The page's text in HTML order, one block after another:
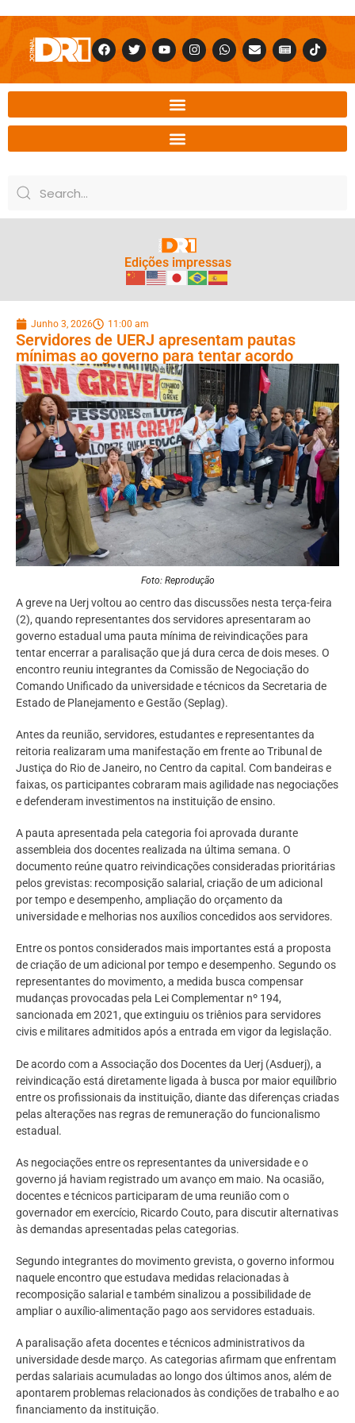
Edições impressas
Junho 3, 2026 11:00 am
Servidores de UERJ apresentam pautas
mínimas ao governo para tentar acordo
Foto: Reprodução
A greve na Uerj voltou ao centro das discussões nesta terça-feira
(2), quando representantes dos servidores apresentaram ao
governo estadual uma pauta mínima de reivindicações para
tentar encerrar a paralisação que já dura cerca de dois meses. O
encontro reuniu integrantes da Comissão de Negociação do
Comando Unificado da universidade e técnicos da Secretaria de
Estado de Planejamento e Gestão (Seplag).
Antes da reunião, servidores, estudantes e representantes da
reitoria realizaram uma manifestação em frente ao Tribunal de
Justiça do Rio de Janeiro, no Centro da capital. Com bandeiras e
faixas, os participantes cobraram mais agilidade nas negociações
e defenderam investimentos na instituição de ensino.
A pauta apresentada pela categoria foi aprovada durante
assembleia dos docentes realizada na última semana. O
documento reúne quatro reivindicações consideradas prioritárias
pelos grevistas: recomposição salarial, criação de um adicional
por tempo e desempenho, ampliação do orçamento da
universidade e melhorias nos auxílios concedidos aos servidores.
Entre os pontos considerados mais importantes está a proposta
de criação de um adicional por tempo e desempenho. Segundo os
representantes do movimento, a medida busca compensar
mudanças provocadas pela Lei Complementar nº 194,
sancionada em 2021, que extinguiu os triênios para servidores
civis e militares admitidos após a entrada em vigor da legislação.
De acordo com a Associação dos Docentes da Uerj (Asduerj), a
reivindicação está diretamente ligada à busca por maior equilíbrio
entre os profissionais da instituição, diante das diferenças criadas
pelas alterações nas regras de remuneração do funcionalismo
estadual.
As negociações entre os representantes da universidade e o
governo já haviam registrado um avanço em maio. Na ocasião,
docentes e técnicos participaram de uma reunião com o
governador em exercício, Ricardo Couto, para discutir alternativas
às demandas apresentadas pelas categorias.
Segundo integrantes do movimento grevista, o governo informou
naquele encontro que estudava medidas relacionadas à
recomposição salarial e também sinalizou a possibilidade de
ampliar o auxílio-alimentação pago aos servidores estaduais.
A paralisação afeta docentes e técnicos administrativos da
universidade desde março. As categorias afirmam que enfrentam
perdas salariais acumuladas ao longo dos últimos anos, além de
apontarem problemas relacionados às condições de trabalho e ao
financiamento da instituição.